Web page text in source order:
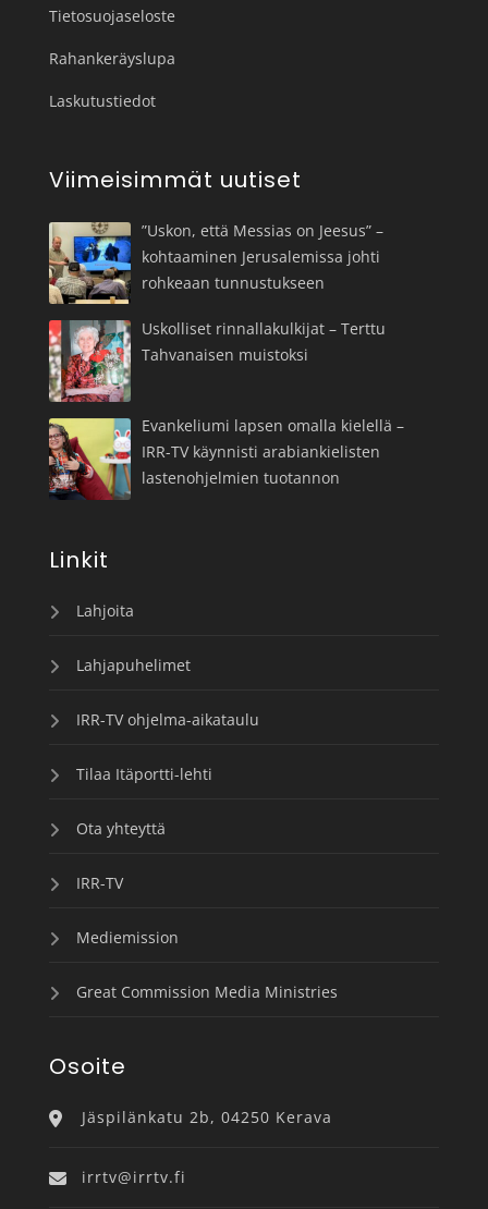
Tietosuojaseloste
Rahankeräyslupa
Laskutustiedot
Viimeisimmät uutiset
”Uskon, että Messias on Jeesus” –
kohtaaminen Jerusalemissa johti
rohkeaan tunnustukseen
Uskolliset rinnallakulkijat – Terttu
Tahvanaisen muistoksi
Evankeliumi lapsen omalla kielellä –
IRR-TV käynnisti arabiankielisten
lastenohjelmien tuotannon
Linkit
Lahjoita
Lahjapuhelimet
IRR-TV ohjelma-aikataulu
Tilaa Itäportti-lehti
Ota yhteyttä
IRR-TV
Mediemission
Great Commission Media Ministries
Osoite
Jäspilänkatu 2b, 04250 Kerava
irrtv@irrtv.fi